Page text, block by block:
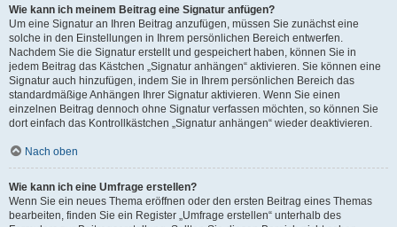
Wie kann ich meinem Beitrag eine Signatur anfügen?
Um eine Signatur an Ihren Beitrag anzufügen, müssen Sie zunächst eine
solche in den Einstellungen in Ihrem persönlichen Bereich entwerfen.
Nachdem Sie die Signatur erstellt und gespeichert haben, können Sie in
jedem Beitrag das Kästchen „Signatur anhängen“ aktivieren. Sie können eine
Signatur auch hinzufügen, indem Sie in Ihrem persönlichen Bereich das
standardmäßige Anhängen Ihrer Signatur aktivieren. Wenn Sie einen
einzelnen Beitrag dennoch ohne Signatur verfassen möchten, so können Sie
dort einfach das Kontrollkästchen „Signatur anhängen“ wieder deaktivieren.
Nach oben
Wie kann ich eine Umfrage erstellen?
Wenn Sie ein neues Thema eröffnen oder den ersten Beitrag eines Themas
bearbeiten, finden Sie ein Register „Umfrage erstellen“ unterhalb des